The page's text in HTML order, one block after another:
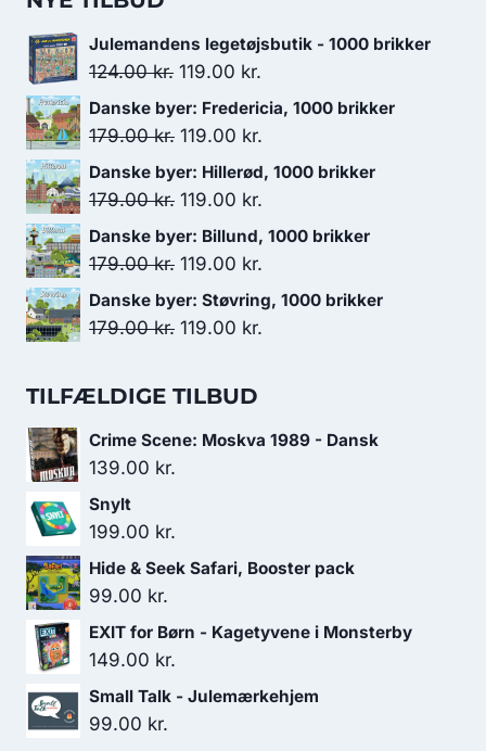
Julemandens legetøjsbutik - 1000 brikker
124.00kr. Den
oprindelige
pris
124.00 kr..
119.00 kr.
aktuelle
119.00 kr..
Danske byer: Fredericia, 1000 brikker
179.00kr. Den
oprindelige
pris
179.00 kr..
119.00 kr.
aktuelle
Danske byer: Hillerød, 1000 brikker
179.00kr. Den
oprindelige
pris
179.00 kr..
119.00 kr.
aktuelle
119.00 kr..
Danske byer: Billund, 1000 brikker
179.00kr. Den
oprindelige
pris
119.00 kr.
aktuelle
Danske byer: Støvring, 1000 brikker
179.00kr. Den
pris
179.00 kr..
119.00 kr.
119.00 kr..
TILFÆLDIGE TILBUD
Crime Scene: Moskva 1989 - Dansk
139.00 kr.
Snylt
199.00 kr.
Hide & Seek Safari, Booster pack
99.00 kr.
EXIT for Børn - Kagetyvene i Monsterby
149.00 kr.
Small Talk - Julemærkehjem
99.00 kr.